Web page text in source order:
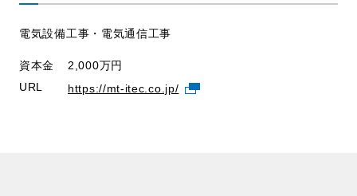
電気設備工事・電気通信工事
資本金
2,000万円
URL
https://mt-itec.co.jp/